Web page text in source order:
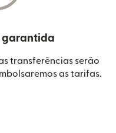
garantida
transferências serão
as tarifas.